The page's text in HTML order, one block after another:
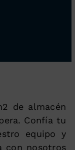
de almacén
Confía tu
equipo y
con nosotros